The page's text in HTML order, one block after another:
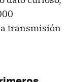
transmisión